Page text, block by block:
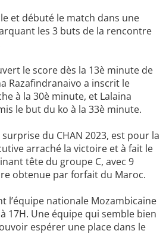
et débuté le match dans une
les 3 buts de la rencontre
le score dès la 13è minute de
Razafindranaivo a inscrit le
à la 30è minute, et Lalaina
le but du ko à la 33è minute.
surprise du CHAN 2023, est pour la
arraché la victoire et à fait le
tête du groupe C, avec 9
obtenue par forfait du Maroc.
l’équipe nationale Mozambicaine
17H. Une équipe qui semble bien
espérer une place dans le